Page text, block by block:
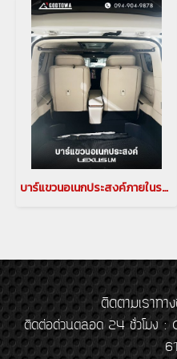
บาร์แขวนอเนกประสงค์ภายในรถ (MULTI BAR) สำหรับรถยนต์ ALPHARD/VELLFIRE รุ่นปี 2015-2021 บาร์แขวนอเนกประสงค์ภายในรถ มัลติบาร์ บาร์แขวานของในรถอัลพาร์ด เวลไฟร์ MULTI BAR ค้ำหลัง ไม้แขวน ที่แขวนของอัลพาร์ด ไม้แขวนเสื้ออัลพาร์ดสำหรับรถยนต์ ALPHARD/VELLFIRE(cop
ติดตามเราทาง
ติดต่อด่วนตลอด 24 ชั่วโมง